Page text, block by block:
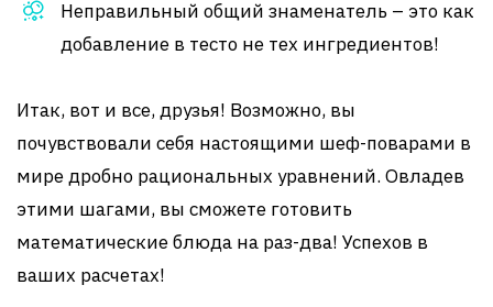
Неправильный общий знаменатель – это как
добавление в тесто не тех ингредиентов!
Итак, вот и все, друзья! Возможно, вы
почувствовали себя настоящими шеф-поварами в
мире дробно рациональных уравнений. Овладев
этими шагами, вы сможете готовить
математические блюда на раз-два! Успехов в
ваших расчетах!